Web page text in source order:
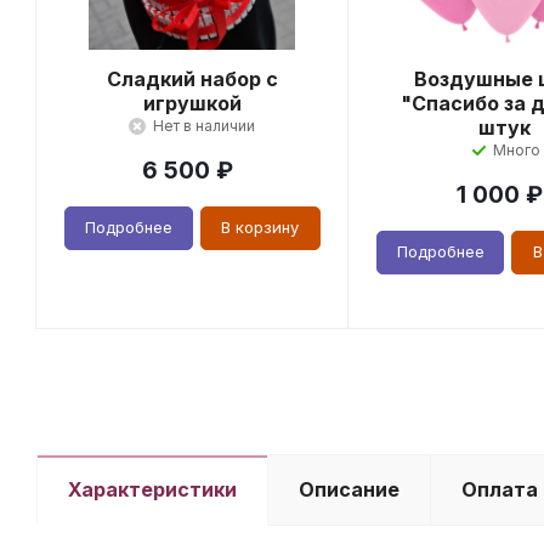
Сладкий набор с
игрушкой
Нет в наличии
6 500 ₽
Подробнее В корзину
Воздушные
"Спасибо за
штук
Много
1 000 ₽
Подробнее
Характеристики Описание Оплата